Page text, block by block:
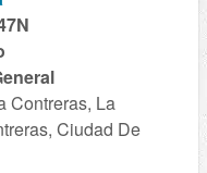
Contreras, La
Ciudad De